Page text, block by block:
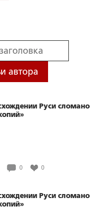
автора
Руси сломано
0 0
Руси сломано